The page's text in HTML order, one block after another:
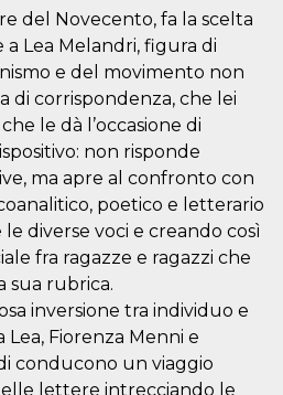
del Novecento, fa la scelta
Lea Melandri, figura di
e del movimento non
di corrispondenza, che lei
le dà l’occasione di
non risponde
ma apre al confronto con
poetico e letterario
diverse voci e creando così
fra ragazze e ragazzi che
sua rubrica.
inversione tra individuo e
Fiorenza Menni e
conducono un viaggio
lettere intrecciando le
estado de inicio
de sesión para
un usuario entre
páginas.
Stripe
m.stripe.com
1 año 1 mes
Esta cookie se
utiliza
generalmente
para el
rendimiento y la
los servicios de
procesamiento
de pagos,
facilitando el
almacenamiento
de contenidos
las páginas se
carguen más
rápido.
CookieScript
oooh.events
4 semanas 2
días
El servicio
Cookie-